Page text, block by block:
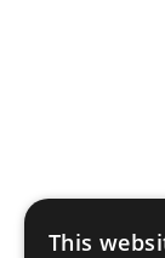
This